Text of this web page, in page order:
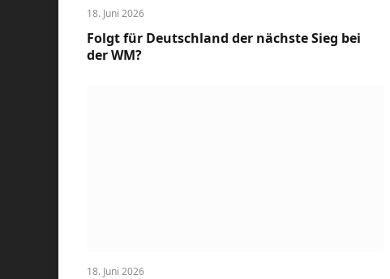
18. Juni 2026
Folgt für Deutschland der nächste Sieg bei
der WM?
18. Juni 2026